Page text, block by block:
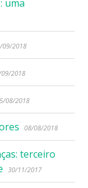
uma
09/2018
2018
08/2018
08/08/2018
terceiro
30/11/2017